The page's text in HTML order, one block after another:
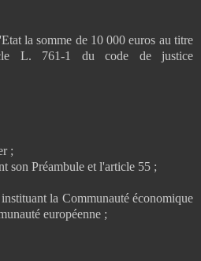
la somme de 10 000 euros au titre
L. 761-1 du code de justice
;
son Préambule et l'article 55 ;
la Communauté économique
européenne ;